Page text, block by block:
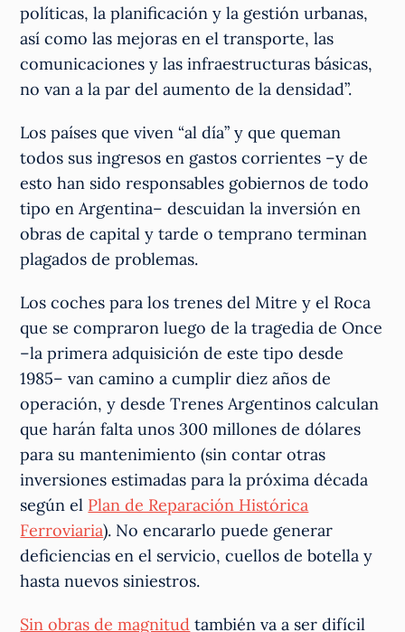
políticas, la planificación y la gestión urbanas,
así como las mejoras en el transporte, las
comunicaciones y las infraestructuras básicas,
no van a la par del aumento de la densidad”.
Los países que viven “al día” y que queman
todos sus ingresos en gastos corrientes –y de
esto han sido responsables gobiernos de todo
tipo en Argentina– descuidan la inversión en
obras de capital y tarde o temprano terminan
plagados de problemas.
Los coches para los trenes del Mitre y el Roca
que se compraron luego de la tragedia de Once
–la primera adquisición de este tipo desde
1985– van camino a cumplir diez años de
operación, y desde Trenes Argentinos calculan
que harán falta unos 300 millones de dólares
para su mantenimiento (sin contar otras
inversiones estimadas para la próxima década
según el Plan de Reparación Histórica
Ferroviaria). No encararlo puede generar
deficiencias en el servicio, cuellos de botella y
hasta nuevos siniestros.
Sin obras de magnitud también va a ser difícil